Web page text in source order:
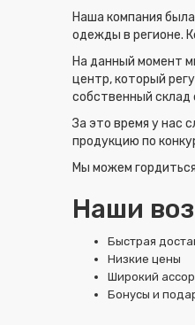
Наша компания
одежды в регионе.
На данный момент
центр, который
собственный склад
За это время у нас
продукцию по
Мы можем
Наши
Быстрая
Низкие цены
Широкий
Бонусы и